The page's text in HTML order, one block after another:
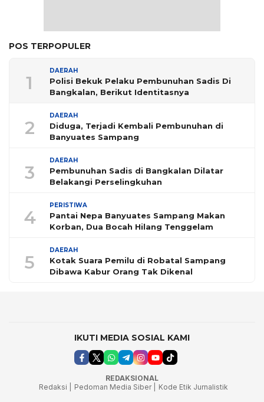
POS TERPOPULER
1
DAERAH
Polisi Bekuk Pelaku Pembunuhan Sadis Di
Bangkalan, Berikut Identitasnya
2
DAERAH
Diduga, Terjadi Kembali Pembunuhan di
Banyuates Sampang
3
DAERAH
Pembunuhan Sadis di Bangkalan Dilatar
Belakangi Perselingkuhan
4
PERISTIWA
Pantai Nepa Banyuates Sampang Makan
Korban, Dua Bocah Hilang Tenggelam
5
DAERAH
Kotak Suara Pemilu di Robatal Sampang
Dibawa Kabur Orang Tak Dikenal
IKUTI MEDIA SOSIAL KAMI
REDAKSIONAL
Redaksi |
Pedoman Media Siber |
Kode Etik Jurnalistik